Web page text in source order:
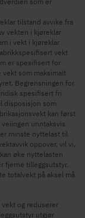
tilstand avvike fra
vekten i kjøreklar
i vekt i kjøreklar
vekt
er spesifisert for
vekt som maksimalt
Begrensningen for
spesifisert fri
disposisjon som
kan først
unntaksvis
minste nyttelast til
oppover, vil vi,
øke nyttelasten
fjerne tilleggsutstyr.
totalvekt på aksel må
og reduserer
utgjør